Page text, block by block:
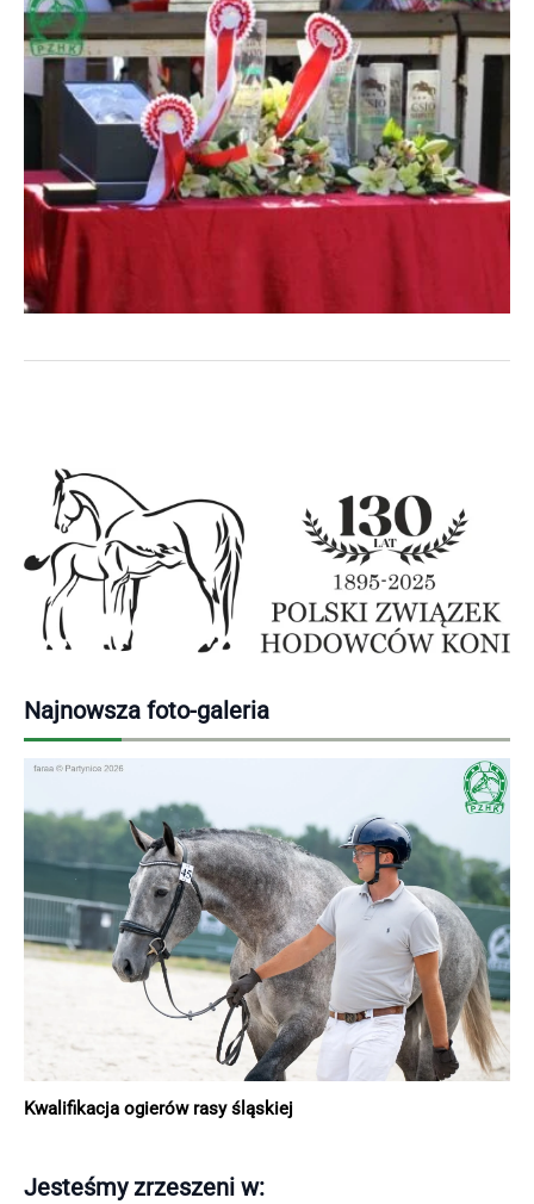
Najnowsza foto-galeria
Kwalifikacja ogierów rasy śląskiej
Jesteśmy zrzeszeni w: